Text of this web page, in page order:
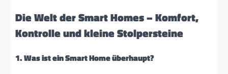
Die Welt der Smart Homes – Komfort,
Kontrolle und kleine Stolpersteine
1. Was ist ein Smart Home überhaupt?